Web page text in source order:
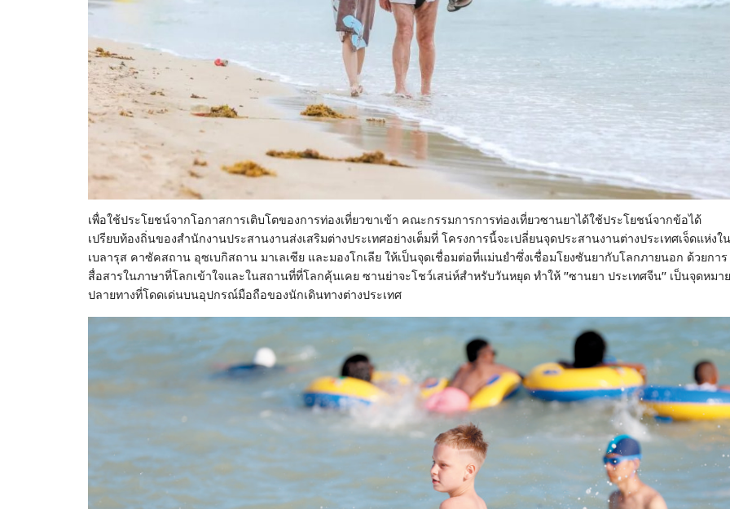
เพื่อใช้ประโยชน์จากโอกาสการเติบโตของการท่องเที่ยวขาเข้า คณะกรรมการการท่องเที่ยวซานยาได้ใช้ประโยชน์จากข้อได้
เปรียบท้องถิ่นของสํานักงานประสานงานส่งเสริมต่างประเทศอย่างเต็มที่ โครงการนี้จะเปลี่ยนจุดประสานงานต่างประเทศเจ็ดแห่งใน
เบลารุส คาซัคสถาน อุซเบกิสถาน มาเลเซีย และมองโกเลีย ให้เป็นจุดเชื่อมต่อที่แม่นยําซึ่งเชื่อมโยงซันยากับโลกภายนอก ด้วยการ
สื่อสารในภาษาที่โลกเข้าใจและในสถานที่ที่โลกคุ้นเคย ซานย่าจะโชว์เสน่ห์สําหรับวันหยุด ทําให้ "ซานยา ประเทศจีน" เป็นจุดหมาย
ปลายทางที่โดดเด่นบนอุปกรณ์มือถือของนักเดินทางต่างประเทศ